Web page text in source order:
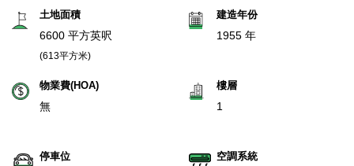
土地面積
6600 平方英呎
(613平方米)
建造年份
1955 年
物業費(HOA)
無
樓層
1
停車位 空調系統